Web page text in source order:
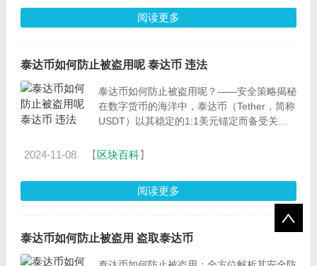
阅读更多
泰达币如何防止被盗用呢 泰达币 违法
泰达币如何防止被盗用呢？——安全策略揭秘
在数字货币的海洋中，泰达币（Tether，简称
USDT）以其稳定的1:1美元锚定而备受关
日益凸显。那么，泰达
2024-11-08 【区块百科】
阅读更多
泰达币如何防止被盗用 盗取泰达币